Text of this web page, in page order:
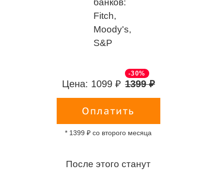
банков:
Fitch,
Moody's,
S&P
Цена: 1099 ₽ 1399 ₽
-30%
Оплатить
* 1399 ₽ со второго месяца
После этого станут